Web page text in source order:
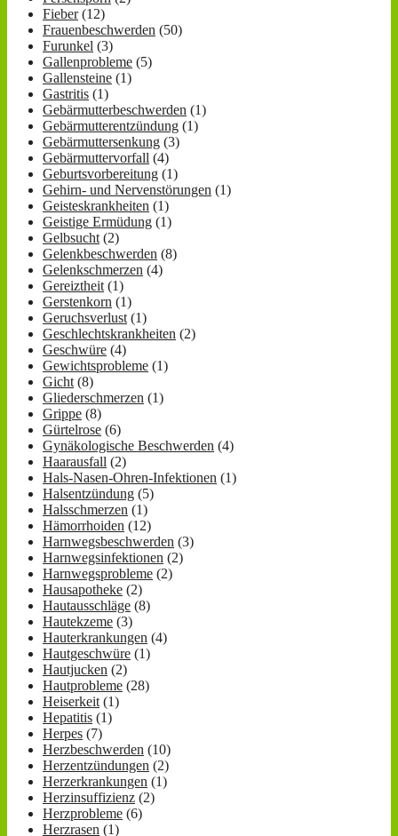
Fieber(12)
Frauenbeschwerden (50)
Furunkel (3)
Gallenprobleme (5)
Gallensteine (1)
Gastritis (1)
Gebärmutterbeschwerden (1)
Gebärmutterentzündung (1)
Gebärmuttersenkung (3)
Gebärmuttervorfall (4)
Geburtsvorbereitung (1)
Gehirn- und Nervenstörungen (1)
Geisteskrankheiten (1)
Geistige Ermüdung (1)
Gelbsucht (2)
Gelenkbeschwerden (8)
Gelenkschmerzen (4)
Gereiztheit (1)
Gerstenkorn (1)
Geruchsverlust (1)
Geschlechtskrankheiten (2)
Geschwüre (4)
Gewichtsprobleme (1)
Gicht (8)
Gliederschmerzen (1)
Grippe (8)
Gürtelrose (6)
Gynäkologische Beschwerden (4)
Haarausfall (2)
Hals-Nasen-Ohren-Infektionen (1)
Halsentzündung (5)
Halsschmerzen (1)
Hämorrhoiden (12)
Harnwegsbeschwerden (3)
Harnwegsinfektionen (2)
Harnwegsprobleme (2)
Hausapotheke (2)
Hautausschläge (8)
Hautekzeme (3)
Hauterkrankungen (4)
Hautgeschwüre (1)
Hautjucken (2)
Hautprobleme (28)
Heiserkeit (1)
Hepatitis (1)
Herpes (7)
Herzbeschwerden (10)
Herzentzündungen (2)
Herzerkrankungen (1)
Herzinsuffizienz (2)
Herzprobleme (6)
Herzrasen (1)